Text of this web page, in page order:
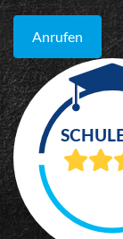
Anrufen